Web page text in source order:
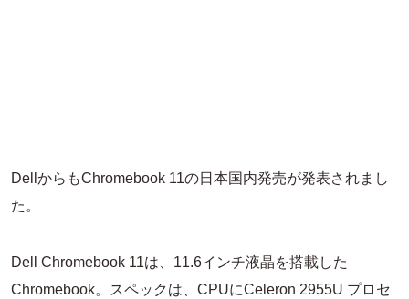
DellからもChromebook 11の日本国内発売が発表されまし
た。
Dell Chromebook 11は、11.6インチ液晶を搭載した
Chromebook。スペックは、CPUにCeleron 2955U プロセ